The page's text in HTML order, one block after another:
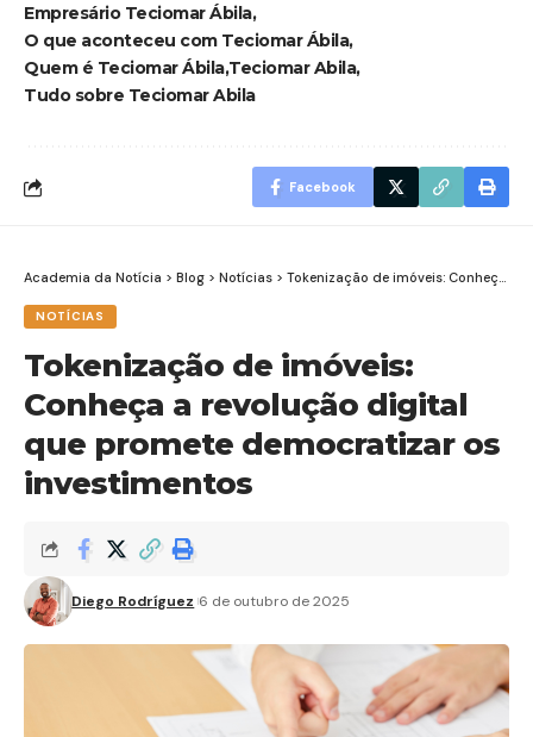
Empresário Teciomar Ábila
O que aconteceu com Teciomar Ábila
Quem é Teciomar ÁbilaTeciomar Abila
Tudo sobre Teciomar Abila
Facebook
Academia da Notícia > Blog > Notícias > Tokenização de imóveis: Conheça a revolução digital que promete democratizar os investimentos
NOTÍCIAS
Tokenização de imóveis:
Conheça a revolução digital
que promete democratizar os
investimentos
Diego Rodríguez 6 de outubro de 2025